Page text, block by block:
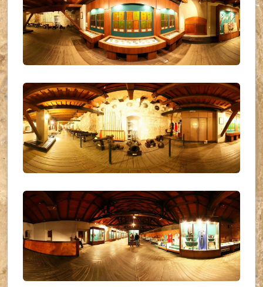
UKR_(19)
UKR_(20)